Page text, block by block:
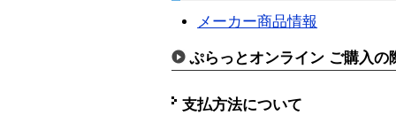
メーカー商品情報
ぷらっとオンライン ご購入の
支払方法について